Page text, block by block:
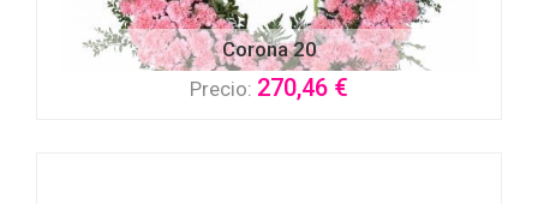
Corona 20
Precio: 270,46 €